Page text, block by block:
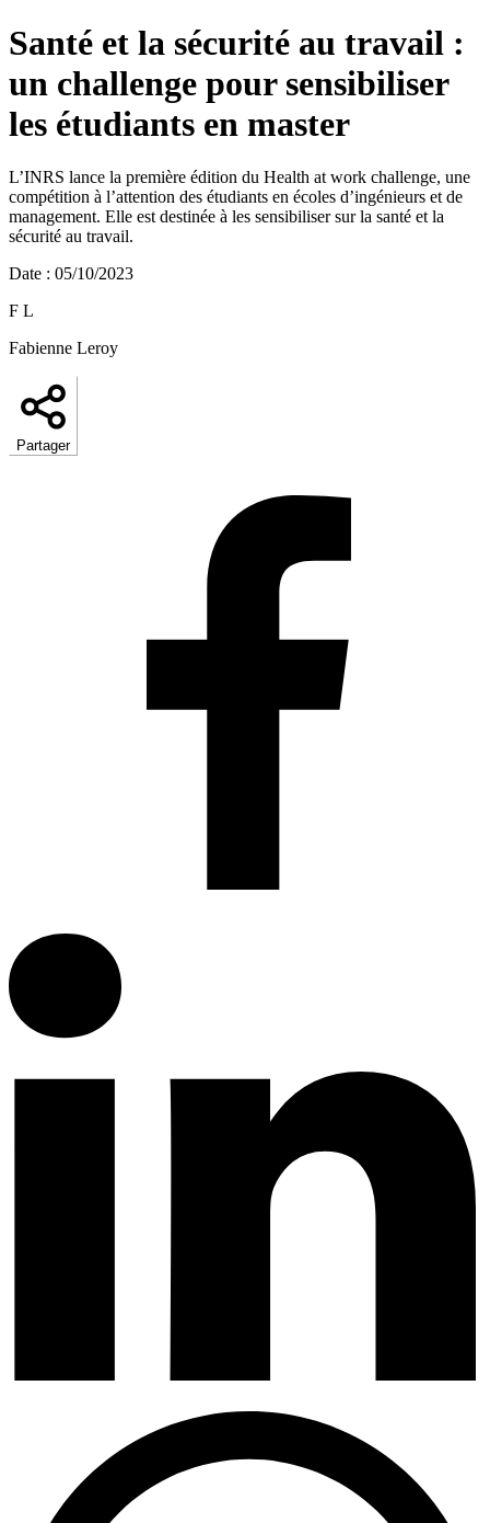
Santé et la sécurité au travail :
un challenge pour sensibiliser
les étudiants en master
L’INRS lance la première édition du Health at work challenge, une
compétition à l’attention des étudiants en écoles d’ingénieurs et de
management. Elle est destinée à les sensibiliser sur la santé et la
sécurité au travail.
Date : 05/10/2023
F L
Fabienne Leroy
Partager